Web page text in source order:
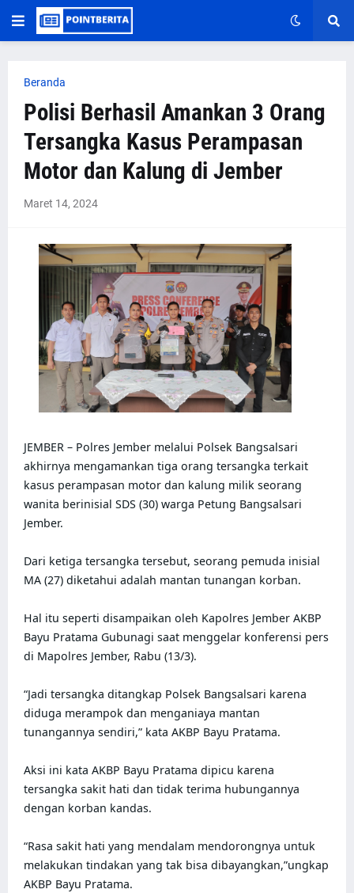
Beranda
Polisi Berhasil Amankan 3 Orang
Tersangka Kasus Perampasan
Motor dan Kalung di Jember
Maret 14, 2024
JEMBER – Polres Jember melalui Polsek Bangsalsari
akhirnya mengamankan tiga orang tersangka terkait
kasus perampasan motor dan kalung milik seorang
wanita berinisial SDS (30) warga Petung Bangsalsari
Jember.
Dari ketiga tersangka tersebut, seorang pemuda inisial
MA (27) diketahui adalah mantan tunangan korban.
Hal itu seperti disampaikan oleh Kapolres Jember AKBP
Bayu Pratama Gubunagi saat menggelar konferensi pers
di Mapolres Jember, Rabu (13/3).
“Jadi tersangka ditangkap Polsek Bangsalsari karena
diduga merampok dan menganiaya mantan
tunangannya sendiri,” kata AKBP Bayu Pratama.
Aksi ini kata AKBP Bayu Pratama dipicu karena
tersangka sakit hati dan tidak terima hubungannya
dengan korban kandas.
“Rasa sakit hati yang mendalam mendorongnya untuk
melakukan tindakan yang tak bisa dibayangkan,”ungkap
AKBP Bayu Pratama.